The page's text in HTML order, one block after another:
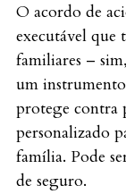
O acordo de
executável que
familiares –
um
protege contra
personalizado
família. Pode
de seguro.